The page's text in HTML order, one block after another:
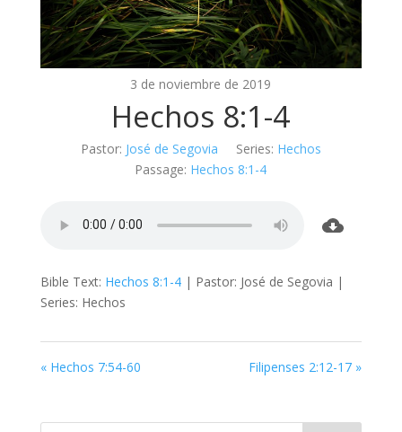
3 de noviembre de 2019
Hechos 8:1-4
Pastor: José de Segovia Series: Hechos
Passage: Hechos 8:1-4
Bible Text: Hechos 8:1-4| Pastor: José de Segovia |
Series: Hechos
« Hechos 7:54-60 Filipenses 2:12-17 »